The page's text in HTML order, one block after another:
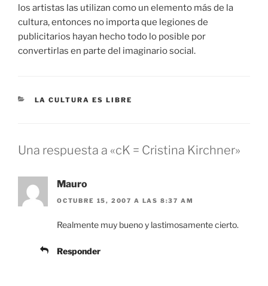
los artistas las utilizan como un elemento más de la
cultura, entonces no importa que legiones de
publicitarios hayan hecho todo lo posible por
convertirlas en parte del imaginario social.
CATEGORÍAS
LA CULTURA ES LIBRE
Una respuesta a «cK = Cristina Kirchner»
Mauro
OCTUBRE 15, 2007 A LAS 8:37 AM
Realmente muy bueno y lastimosamente cierto.
Responder